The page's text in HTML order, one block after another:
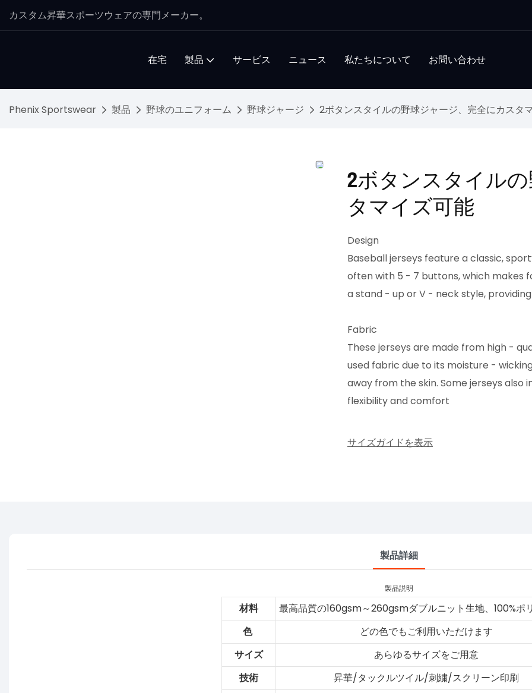
カスタム昇華スポーツウェアの専門メーカー。
在宅 製品 サービス ニュース 私たちについて お問い合わせ
Phenix Sportswear 製品 野球のユニフォーム 野球ジャージ 2ボタンスタイルの野球ジャージ、完全にカスタ
2ボタンスタイル
タマイズ可能
Design
Baseball jerseys feature a classic,
often with 5 - 7 buttons, which makes
a stand - up or V - neck style,
Fabric
These jerseys are made from high -
used fabric due to its moisture -
away from the skin. Some jerseys
flexibility and comfort
サイズガイドを表示
製品詳細
製品説明
材料
最高品質の160gsm～260gsmダブルニット生地、100%ポ
色
どの色でもご利用いただけます
サイズ
あらゆるサイズをご用意
技術
昇華/タックルツイル/刺繍/スクリーン印刷